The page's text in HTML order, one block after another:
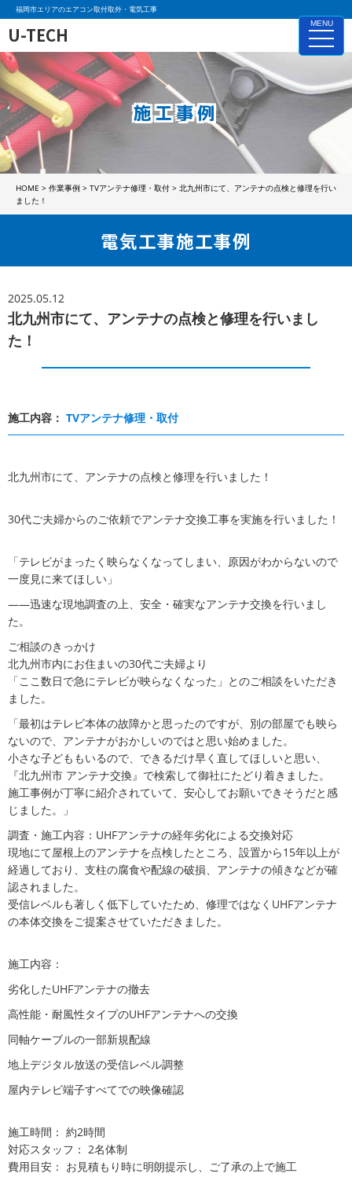
MENU
toggle
福岡市エリアのエアコン取付取外・電気工事
U-TECH
施工事例
HOME > 作業事例 > TVアンテナ修理・取付 > 北九州市にて、アンテナの点検と修理を行い
ました！
電気工事施工事例
2025.05.12
北九州市にて、アンテナの点検と修理を行いまし
た！
施工内容： TVアンテナ修理・取付
北九州市にて、アンテナの点検と修理を行いました！
30代ご夫婦からのご依頼でアンテナ交換工事を実施を行いました！
「テレビがまったく映らなくなってしまい、原因がわからないので
一度見に来てほしい」
——迅速な現地調査の上、安全・確実なアンテナ交換を行いまし
た。
ご相談のきっかけ
北九州市内にお住まいの30代ご夫婦より
「ここ数日で急にテレビが映らなくなった」とのご相談をいただき
ました。
「最初はテレビ本体の故障かと思ったのですが、別の部屋でも映ら
ないので、アンテナがおかしいのではと思い始めました。
小さな子どももいるので、できるだけ早く直してほしいと思い、
『北九州市 アンテナ交換』で検索して御社にたどり着きました。
施工事例が丁寧に紹介されていて、安心してお願いできそうだと感
じました。」
調査・施工内容：UHFアンテナの経年劣化による交換対応
現地にて屋根上のアンテナを点検したところ、設置から15年以上が
経過しており、支柱の腐食や配線の破損、アンテナの傾きなどが確
認されました。
受信レベルも著しく低下していたため、修理ではなくUHFアンテナ
の本体交換をご提案させていただきました。
施工内容：
劣化したUHFアンテナの撤去
高性能・耐風性タイプのUHFアンテナへの交換
同軸ケーブルの一部新規配線
地上デジタル放送の受信レベル調整
屋内テレビ端子すべてでの映像確認
施工時間： 約2時間
対応スタッフ： 2名体制
費用目安： お見積もり時に明朗提示し、ご了承の上で施工